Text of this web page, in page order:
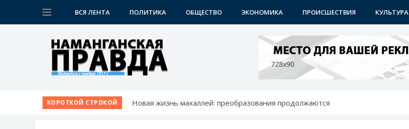
ВСЯ ЛЕНТА ПОЛИТИКА ОБЩЕСТВО ЭКОНОМИКА ПРОИСШЕСТВИЯ КУЛЬТУРА
КОРОТКОЙ СТРОКОЙ
Новая жизнь махаллей: преобразования продолжаются